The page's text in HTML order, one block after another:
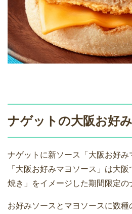
ナゲットの大阪お好
ナゲットに新ソース「大阪お好み
「大阪お好みマヨソース」は大
焼き」をイメージした期間限定の
お好みソースとマヨソースに数種